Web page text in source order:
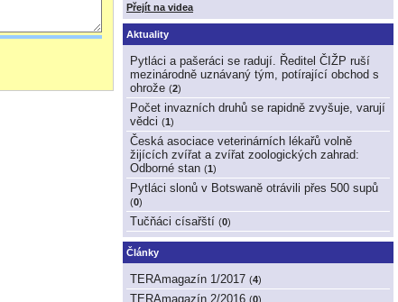
Přejít na videa
Aktuality
Pytláci a pašeráci se radují. Ředitel ČIŽP ruší
mezinárodně uznávaný tým, potírající obchod s
ohrože (2)
Počet invazních druhů se rapidně zvyšuje, varují
vědci (1)
Česká asociace veterinárních lékařů volně
žijících zvířat a zvířat zoologických zahrad:
Odborné stan (1)
Pytláci slonů v Botswaně otrávili přes 500 supů
(0)
Tučňáci císařští (0)
Články
TERAmagazín 1/2017 (4)
TERAmagazín 2/2016 (0)